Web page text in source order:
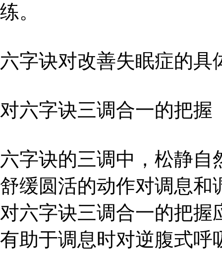
练。
六字诀对改善失眠症的具
对六字诀三调合一的把握
六字诀的三调中，松静
舒缓圆活的动作对调息和
对六字诀三调合一的把
有助于调息时对逆腹式呼